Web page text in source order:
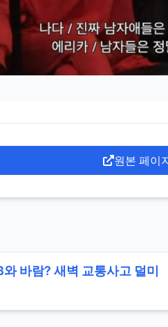
원본 페이
바람? 새벽 교통사고 덜미